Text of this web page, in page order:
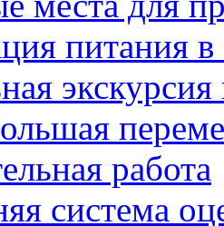
питания в
работа
система